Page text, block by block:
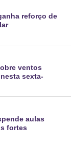
reforço de
ventos
sexta-
aulas
fortes